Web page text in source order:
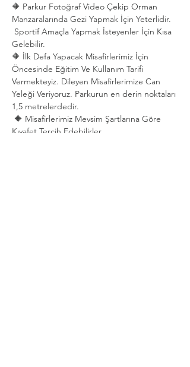
🔶 Parkur Fotoğraf Video Çekip Orman
Manzaralarında Gezi Yapmak İçin Yeterlidir.
Sportif Amaçla Yapmak İsteyenler İçin Kısa
Gelebilir.
🔶 İlk Defa Yapacak Misafirlerimiz İçin
Öncesinde Eğitim Ve Kullanım Tarifi
Vermekteyiz. Dileyen Misafirlerimize Can
Yeleği Veriyoruz. Parkurun en derin noktaları
1,5 metrelerdedir.
🔶 Misafirlerimiz Mevsim Şartlarına Göre
Kıyafet Tercih Edebilirler.